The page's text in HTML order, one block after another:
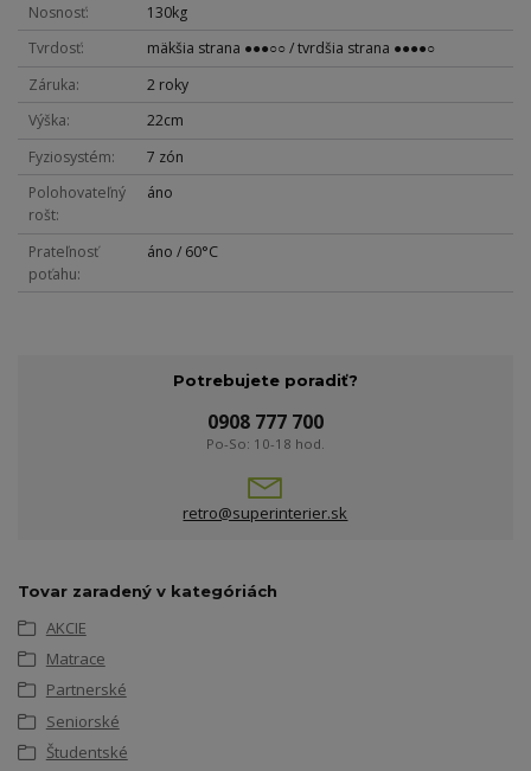
Nosnosť
130kg
Tvrdosť
mäkšia strana ●●●○○ / tvrdšia strana ●●●●○
Záruka
2 roky
Výška
22cm
Fyziosystém
7 zón
Polohovateľný
rošt
áno
Prateľnosť
poťahu
áno / 60°C
Potrebujete poradiť?
0908 777 700
Po-So: 10-18 hod.
retro@superinterier.sk
Tovar zaradený v kategóriách
AKCIE
Matrace
Partnerské
Seniorské
Študentské